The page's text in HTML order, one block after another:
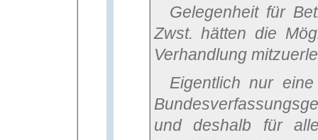
Gelegenheit für Betroffene und Kämpfer gegen die
Zwst. hätten die
Verhandlung
Eigentlich nur eine Wiederholung des Urteils vom
und deshalb für